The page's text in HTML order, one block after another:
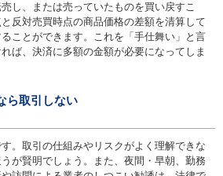
し、または売っていたものを買い戻すこ
反対売買時点の商品価格の差額を清算して
ことができます。これを「手仕舞い」と言
ば、決済に多額の金額が必要になってしま
ら取引しない
。取引の仕組みやリスクがよく理解できな
が賢明でしょう。また、夜間・早朝、勤務